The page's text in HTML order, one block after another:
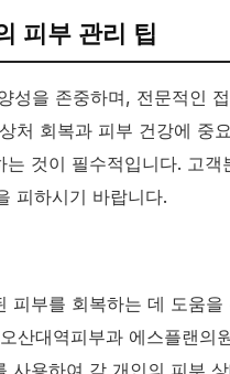
피부 관리 팁
성을 존중하며, 전문적인
처 회복과 피부 건강에 중
것이 필수적입니다. 고객
피하시기 바랍니다.
피부를 회복하는 데 도움을
산대역피부과 에스플랜의
사용하여 각 개인의 피부